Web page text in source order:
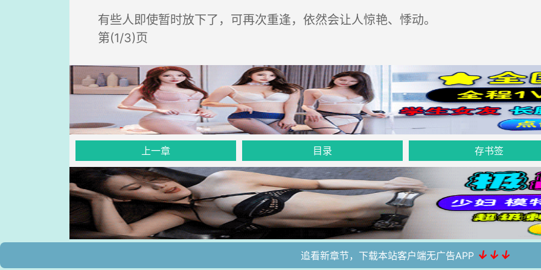
有些人即使暂时放下了，可再次重逢，依然会让人惊艳、悸动。
第(1/3)页
上一章 目录 存书签
追看新章节，下载本站客户端无广告APP ↓↓↓